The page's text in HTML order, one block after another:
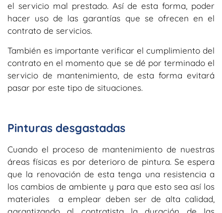
el servicio mal prestado. Así de esta forma, poder
hacer uso de las garantías que se ofrecen en el
contrato de servicios.
También es importante verificar el cumplimiento del
contrato en el momento que se dé por terminado el
servicio de mantenimiento, de esta forma evitará
pasar por este tipo de situaciones.
Pinturas desgastadas
Cuando el proceso de mantenimiento de nuestras
áreas físicas es por deterioro de pintura. Se espera
que la renovación de esta tenga una resistencia a
los cambios de ambiente y para que esto sea así los
materiales a emplear deben ser de alta calidad,